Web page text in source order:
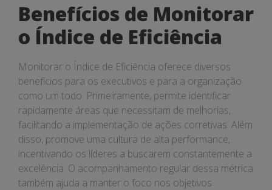
Benefícios de Monitorar
o Índice de Eficiência
Monitorar o Índice de Eficiência oferece diversos
benefícios para os executivos e para a organização
como um todo. Primeiramente, permite identificar
rapidamente áreas que necessitam de melhorias,
facilitando a implementação de ações corretivas. Além
disso, promove uma cultura de alta performance,
incentivando os líderes a buscarem constantemente a
excelência. O acompanhamento regular dessa métrica
também ajuda a manter o foco nos objetivos